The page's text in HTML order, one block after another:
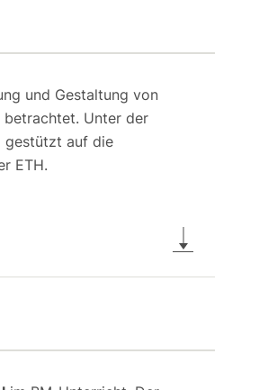
und Gestaltung von
betrachtet. Unter der
gestützt auf die
ETH.